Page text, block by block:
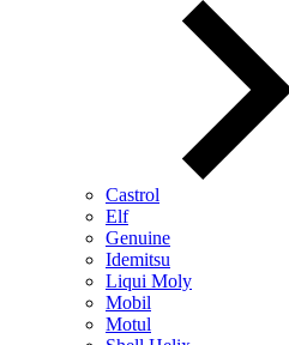
Castrol
Elf
Genuine
Idemitsu
Liqui Moly
Mobil
Motul